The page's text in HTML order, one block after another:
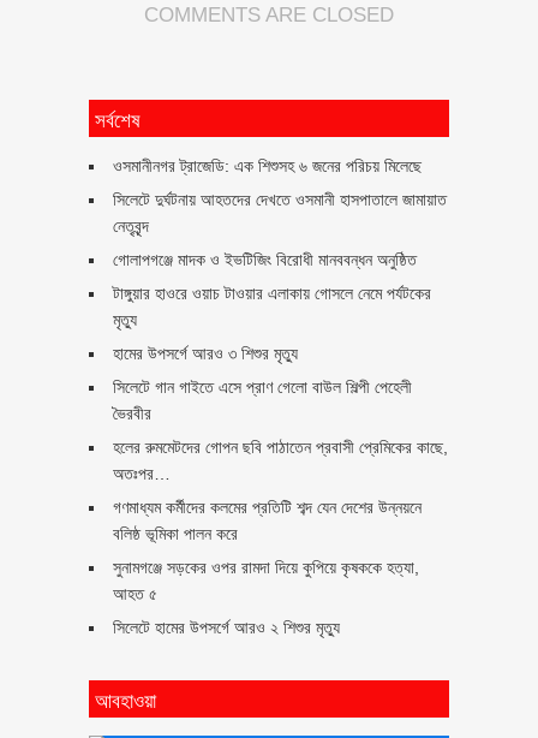
COMMENTS ARE CLOSED
সর্বশেষ
ওসমানীনগর ট্রাজেডি: এক শিশুসহ ৬ জনের পরিচয় মিলেছে
সিলেটে দুর্ঘটনায় আহতদের দেখতে ওসমানী হাসপাতালে জামায়াত
নেতৃবৃন্দ
গোলাপগঞ্জে মাদক ও ইভটিজিং বিরোধী মানববন্ধন অনুষ্ঠিত
টাঙ্গুয়ার হাওরে ওয়াচ টাওয়ার এলাকায় গোসলে নেমে পর্যটকের
মৃত্যু
হামের উপসর্গে আরও ৩ শিশুর মৃত্যু
সিলেটে গান গাইতে এসে প্রাণ গেলো বাউল শিল্পী পেহেলী
ভৈরবীর
হলের রুমমেটদের গোপন ছবি পাঠাতেন প্রবাসী প্রেমিকের কাছে,
অতঃপর…
গণমাধ্যম কর্মীদের কলমের প্রতিটি শব্দ যেন দেশের উন্নয়নে
বলিষ্ঠ ভূমিকা পালন করে
সুনামগঞ্জে সড়কের ওপর রামদা দিয়ে কুপিয়ে কৃষককে হত্যা,
আহত ৫
সিলেটে হামের উপসর্গে আরও ২ শিশুর মৃত্যু
আবহাওয়া